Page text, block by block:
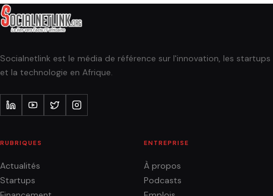
Socialnetlink est le média de référence sur l'innovation, les startups
et la technologie en Afrique.
RUBRIQUES
Actualités
Startups
ENTREPRISE
À propos
Podcasts